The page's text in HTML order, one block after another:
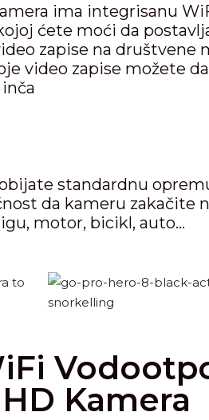
ima integrisanu
ćete moći da
zapise na društvene
video zapise možete
standardnu
da kameru zakačite
motor, bicikl, auto…
Kamera